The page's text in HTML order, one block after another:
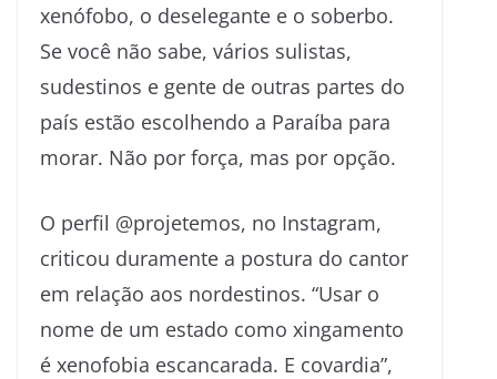
xenófobo, o deselegante e o soberbo.
Se você não sabe, vários sulistas,
sudestinos e gente de outras partes do
país estão escolhendo a Paraíba para
morar. Não por força, mas por opção.
O perfil @projetemos, no Instagram,
criticou duramente a postura do cantor
em relação aos nordestinos. “Usar o
nome de um estado como xingamento
é xenofobia escancarada. E covardia”,